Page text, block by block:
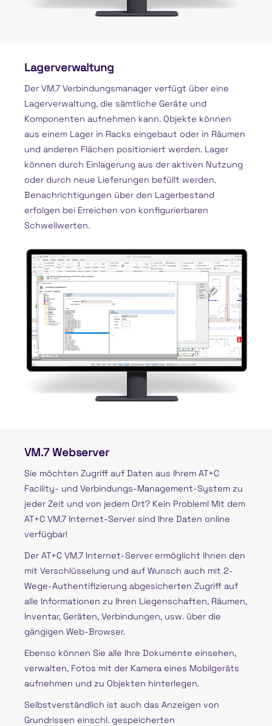
Lagerverwaltung
Der VM.7 Verbindungsmanager verfügt über eine
Lagerverwaltung, die sämtliche Geräte und
Komponenten aufnehmen kann. Objekte können
aus einem Lager in Racks eingebaut oder in Räumen
und anderen Flächen positioniert werden. Lager
können durch Einlagerung aus der aktiven Nutzung
oder durch neue Lieferungen befüllt werden.
Benachrichtigungen über den Lagerbestand
erfolgen bei Erreichen von konfigurierbaren
Schwellwerten.
VM.7 Webserver
Sie möchten Zugriff auf Daten aus Ihrem AT+C
Facility- und Verbindungs-Management-System zu
jeder Zeit und von jedem Ort? Kein Problem! Mit dem
AT+C VM.7 Internet-Server sind Ihre Daten online
verfügbar!
Der AT+C VM.7 Internet-Server ermöglicht Ihnen den
mit Verschlüsselung und auf Wunsch auch mit 2-
Wege-Authentifizierung abgesicherten Zugriff auf
alle Informationen zu Ihren Liegenschaften, Räumen,
Inventar, Geräten, Verbindungen, usw. über die
gängigen Web-Browser.
Ebenso können Sie alle Ihre Dokumente einsehen,
verwalten, Fotos mit der Kamera eines Mobilgeräts
aufnehmen und zu Objekten hinterlegen.
Selbstverständlich ist auch das Anzeigen von
Grundrissen einschl. gespeicherten